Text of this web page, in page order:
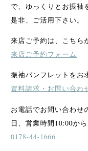
で、ゆっくりとお振袖
是非、ご活用下さい。
来店ご予約は、こちら
来店ご予約フォーム
振袖パンフレットをお
資料請求・お問い合わ
お電話でお問い合わせ
日、営業時間10:00か
0178-44-1666